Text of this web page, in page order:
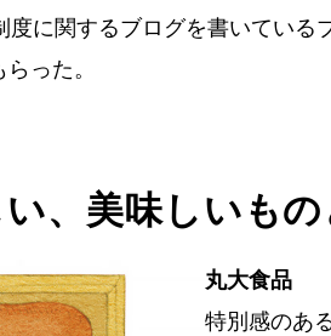
度に関するブログを書いている
った。
、美味しいも
丸大食品
特別感のあ